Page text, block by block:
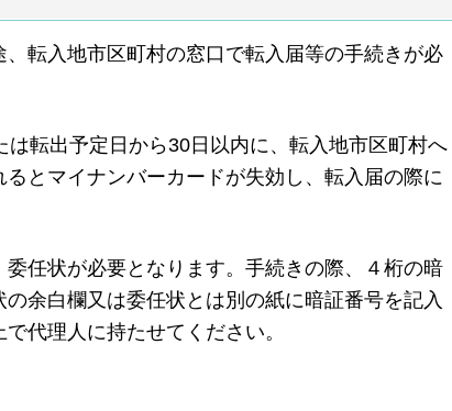
転入地市区町村の窓口で転入届等の手続きが必
転出予定日から30日以内に、転入地市区町村へ
るとマイナンバーカードが失効し、転入届の際に
任状が必要となります。手続きの際、４桁の暗
の余白欄又は委任状とは別の紙に暗証番号を記入
で代理人に持たせてください。